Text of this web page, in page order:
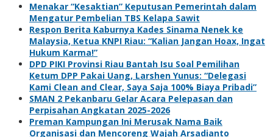
Menakar “Kesaktian” Keputusan Pemerintah dalam
Mengatur Pembelian TBS Kelapa Sawit
Respon Berita Kaburnya Kades Sinama Nenek ke
Malaysia, Ketua KNPI Riau: “Kalian Jangan Hoax, Ingat
Hukum Karma!”
DPD PIKI Provinsi Riau Bantah Isu Soal Pemilihan
Ketum DPP Pakai Uang, Larshen Yunus: “Delegasi
Kami Clean and Clear, Saya Saja 100% Biaya Pribadi”
SMAN 2 Pekanbaru Gelar Acara Pelepasan dan
Perpisahan Angkatan 2025-2026
Preman Kampungan Ini Merusak Nama Baik
Organisasi dan Mencoreng Wajah Arsadianto